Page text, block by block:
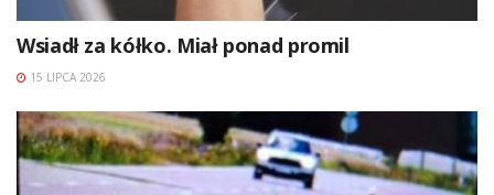
Wsiadł za kółko. Miał ponad promil
15 LIPCA 2026